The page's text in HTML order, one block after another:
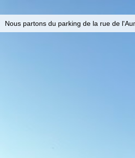
Nous partons du parking de la rue de